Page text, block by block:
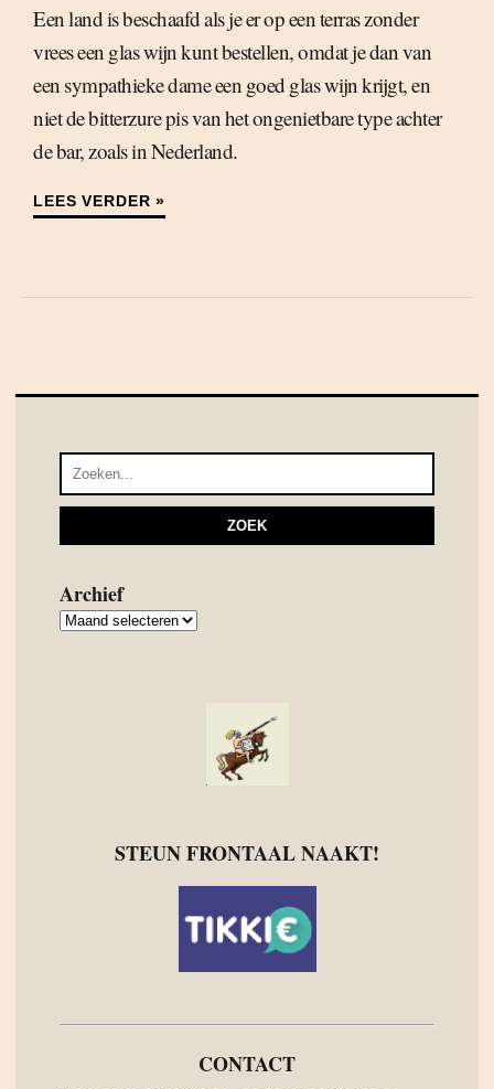
Een land is beschaafd als je er op een terras zonder
vrees een glas wijn kunt bestellen, omdat je dan van
een sympathieke dame een goed glas wijn krijgt, en
niet de bitterzure pis van het ongenietbare type achter
de bar, zoals in Nederland.
LEES VERDER »
Archief
Archief
STEUN FRONTAAL NAAKT!
CONTACT